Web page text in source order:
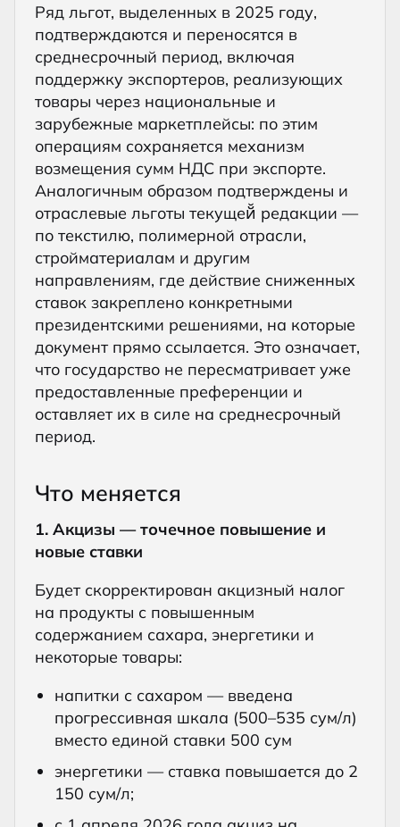
Ряд льгот, выделенных в 2025 году,
подтверждаются и переносятся в
среднесрочный период, включая
поддержку экспортеров, реализующих
товары через национальные и
зарубежные маркетплейсы: по этим
операциям сохраняется механизм
возмещения сумм НДС при экспорте.
Аналогичным образом подтверждены и
отраслевые льготы текущей̆ редакции —
по текстилю, полимерной отрасли,
стройматериалам и другим
направлениям, где действие сниженных
ставок закреплено конкретными
президентскими решениями, на которые
документ прямо ссылается. Это означает,
что государство не пересматривает уже
предоставленные преференции и
оставляет их в силе на среднесрочный
период.
Что меняется
1. Акцизы — точечное повышение и
новые ставки
Будет скорректирован акцизный налог
на продукты с повышенным
содержанием сахара, энергетики и
некоторые товары:
напитки с сахаром — введена
прогрессивная шкала (500–535 сум/л)
вместо единой ставки 500 сум
энергетики — ставка повышается до 2
150 сум/л;